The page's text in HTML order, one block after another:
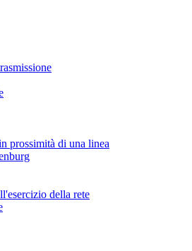
prossimità di una linea
della rete